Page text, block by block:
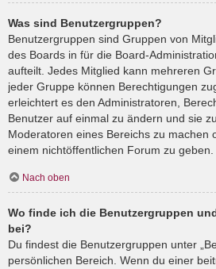
Was sind Benutzergruppen?
Benutzergruppen sind Gruppen von
des Boards in für die Board-
aufteilt. Jedes Mitglied kann mehreren
jeder Gruppe können Berechtigungen
erleichtert es den Administratoren,
Benutzer auf einmal zu ändern und sie
Moderatoren eines Bereichs zu machen
einem nichtöffentlichen Forum zu geben.
Nach oben
Wo finde ich die Benutzergruppen
bei?
Du findest die Benutzergruppen unter
persönlichen Bereich. Wenn du einer